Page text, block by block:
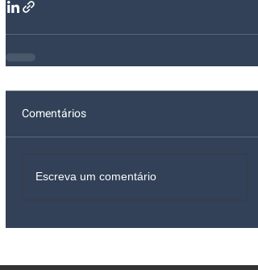
Comentários
Escreva um comentário